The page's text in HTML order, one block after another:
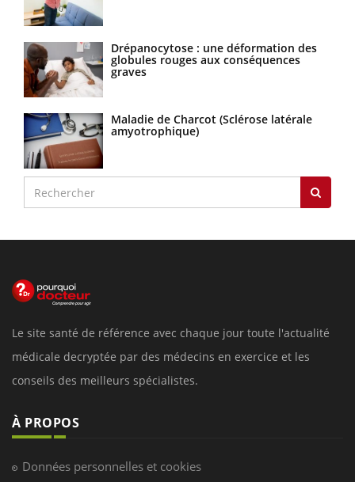
Drépanocytose : une déformation des
globules rouges aux conséquences
graves
Maladie de Charcot (Sclérose latérale
amyotrophique)
Le site santé de référence avec chaque jour toute l'actualité
médicale decryptée par des médecins en exercice et les
conseils des meilleurs spécialistes.
À PROPOS
Données personnelles et cookies